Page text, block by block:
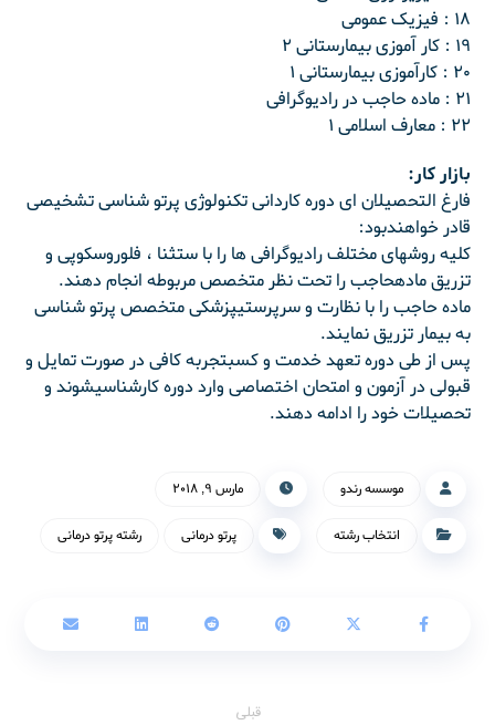
۱۸ : فیزیک عمومی
۱۹ : کار آموزی بیمارستانی ۲
۲۰ : کارآموزی بیمارستانی ۱
۲۱ : ماده حاجب در رادیوگرافی
۲۲ : معارف اسلامی ۱
بازار کار:
فارغ التحصیلان ای دوره کاردانی تکنولوژی پرتو شناسی تشخیصی
قادر خواهندبود:
کلیه روشهای مختلف رادیوگرافی ها را با ستثنا ، فلوروسکوپی و
تزریق مادهحاجب را تحت نظر متخصص مربوطه انجام دهند.
ماده حاجب را با نظارت و سرپرستیپزشکی متخصص پرتو شناسی
به بیمار تزریق نمایند.
پس از طی دوره تعهد خدمت و کسبتجربه کافی در صورت تمایل و
قبولی در آزمون و امتحان اختصاصی وارد دوره کارشناسیشوند و
تحصیلات خود را ادامه دهند.
موسسه رندو مارس ۹, ۲۰۱۸
انتخاب رشته پرتو درمانی رشته پرتو درمانی
قبلی